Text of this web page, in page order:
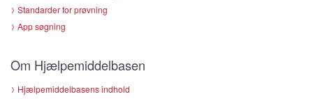
Standarder for prøvning
App søgning
Om Hjælpemiddelbasen
Hjælpemiddelbasens indhold